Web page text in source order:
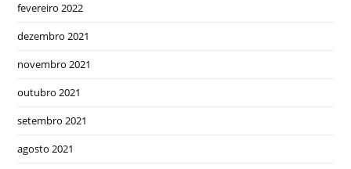
fevereiro 2022
dezembro 2021
novembro 2021
outubro 2021
setembro 2021
agosto 2021